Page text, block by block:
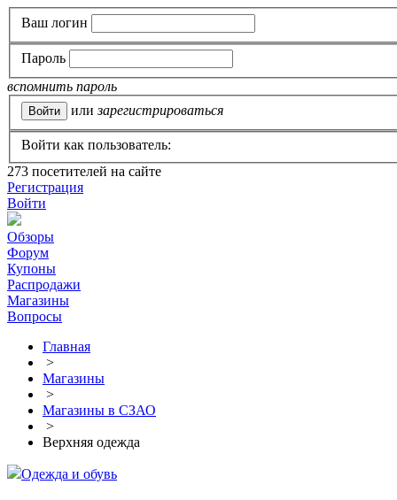
Ваш логин
Пароль
вспомнить пароль
или зарегистрироваться
Войти как пользователь:
273 посетителей на сайте
Регистрация
Войти
Обзоры
Форум
Купоны
Распродажи
Магазины
Вопросы
Главная
>
Магазины
>
Магазины в СЗАО
>
Верхняя одежда
Одежда и обувь